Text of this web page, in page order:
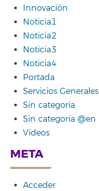
Innovación
Noticia1
Noticia2
Noticia3
Noticia4
Portada
Servicios Generales
Sin categoría
Sin categoría @en
Vídeos
META
Acceder